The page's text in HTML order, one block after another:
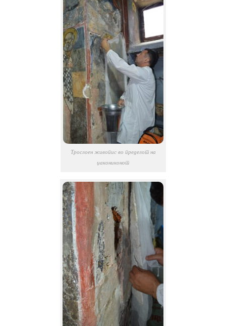
Трослоен живопис во пределот на
џакониконот